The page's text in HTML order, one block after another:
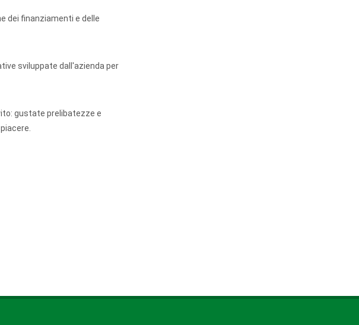
dei finanziamenti e delle
sviluppate dall'azienda per
gustate prelibatezze e